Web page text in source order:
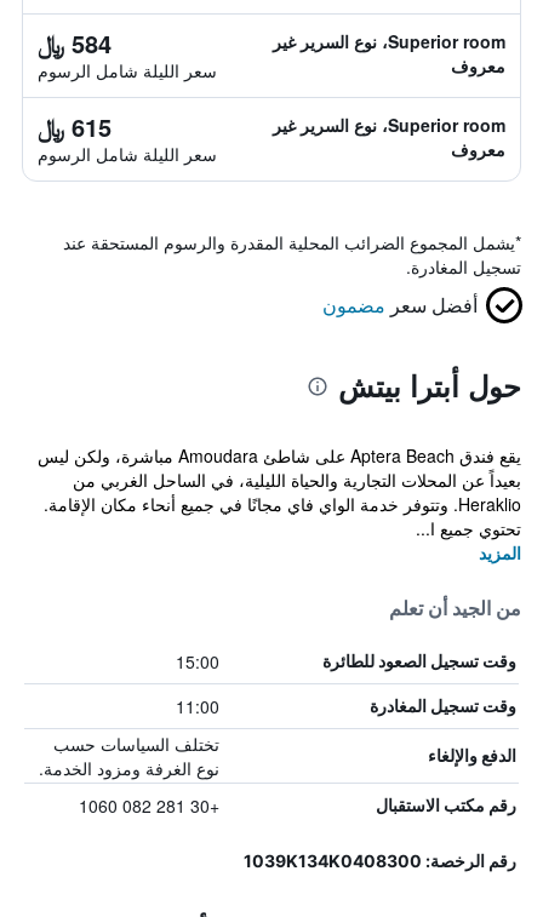
Superior room، نوع السرير غير
معروف
584 ﷼
سعر الليلة شامل الرسوم
Superior room، نوع السرير غير
معروف
615 ﷼
سعر الليلة شامل الرسوم
*يشمل المجموع الضرائب المحلية المقدرة والرسوم المستحقة عند
تسجيل المغادرة.
أفضل سعر مضمون
حول أبترا بيتش
يقع فندق Aptera Beach على شاطئ Amoudara مباشرة، ولكن ليس
بعيداً عن المحلات التجارية والحياة الليلية، في الساحل الغربي من
Heraklio. وتتوفر خدمة الواي فاي مجانًا في جميع أنحاء مكان الإقامة.
تحتوي جميع ا...
المزيد
من الجيد أن تعلم
وقت تسجيل الصعود للطائرة 15:00
وقت تسجيل المغادرة 11:00
الدفع والإلغاء
تختلف السياسات حسب
نوع الغرفة ومزود الخدمة.
رقم مكتب الاستقبال +30 281 082 1060
رقم الرخصة: 1039Κ134Κ0408300